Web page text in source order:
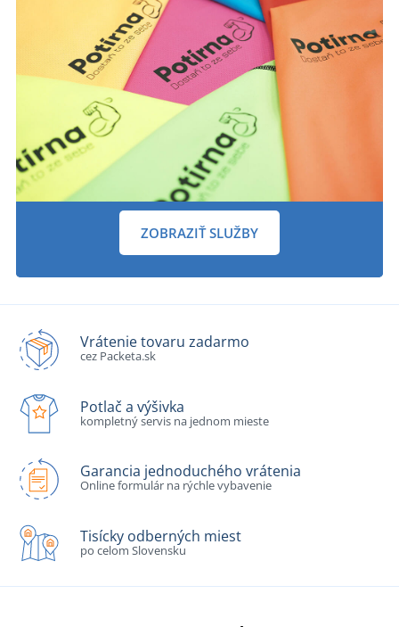
ZOBRAZIŤ SLUŽBY
Vrátenie tovaru zadarmo
cez Packeta.sk
Potlač a výšivka
kompletný servis na jednom mieste
Garancia jednoduchého vrátenia
Online formulár na rýchle vybavenie
Tisícky odberných miest
po celom Slovensku